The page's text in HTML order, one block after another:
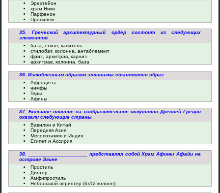
Эрехтейон
храм Ники
Парфенон
Пропилеи
35. Греческий архитектурный ордер состоит из следующих
элементов
база, ствол, капитель
стилобат, колонна, антаблемент
фриз, архитрав, карниз
архитрав, колонна, база
36. Излюбленным образом эллинизма становится образ
Афродиты
нимфы
Геры
Афины
37. Большое влияние на изобразительное искусство Древней Греции
оказали следующие страны
Вавилон и Китай
Передняя Азия
Месопотамия и Индия
Египет и Ассирия
38. ____________________ представлял собой Храм Афины Афайи на
острове Эгине
Простиль
Диптер
Амфипростиль
Небольшой периптер (6х12 колонн)